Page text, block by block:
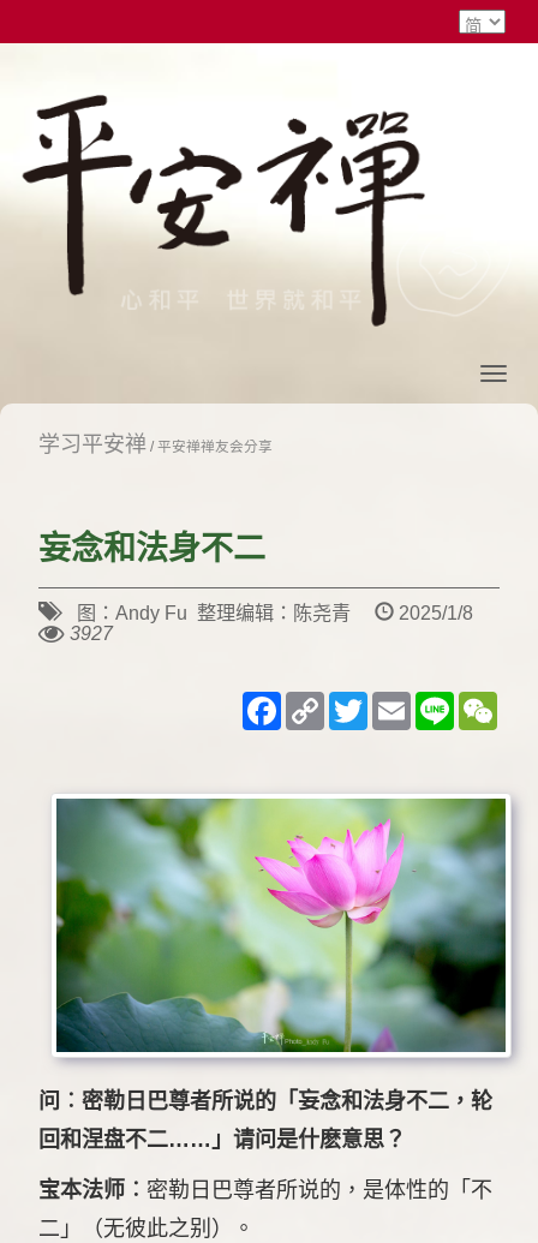
学习平安禅/平安禅禅友会分享
妄念和法身不二
图：Andy Fu 整理编辑：陈尧青
2025/1/8
3927
Facebook
Copy
Link
TwitterEmailLine
问︰密勒日巴尊者所说的「妄念和法身不二，轮
回和涅盘不二……」请问是什麽意思？
宝本法师︰ 密勒日巴尊者所说的，是体性的「不
二」（无彼此之别）。